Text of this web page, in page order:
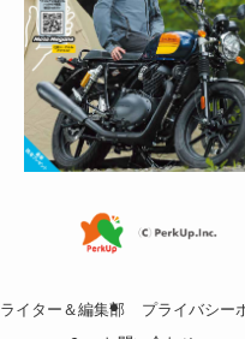
ライター＆編集部 プライバシー